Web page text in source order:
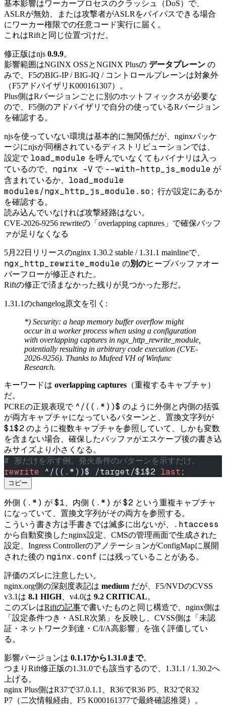
基本影響はワーカープロセスのクラッシュ（DoS）で、
ASLRが無効、または攻撃者がASLRをバイパスできる場合
にワーカー権限での任意コード実行に届く。
これはRiftと同じ位置づけだ。
修正版はnjs 0.9.9。
影響範囲はNGINX OSSとNGINX Plusの データプレーン の
みで、F5のBIG-IP / BIG-IQ / コントロールプレーンは対象外
（F5アドバイザリK000161307）。
Plus側はRバージョンごとに別のホットフィックスが必要な
ので、F5側のアドバイザリで自分の使っているRバージョン
を確認する。
njsを使っていない環境は基本的に無関係だが、nginxパッケ
ージにnjsが同梱されているディストリビューションでは、
設定で load_module を呼んでいなくてもバイナリは入っ
ているので、 nginx -V で --with-http_js_module が
含まれているか、 load_module
modules/ngx_http_js_module.so; 行が設定にあるか
を確認する。
読み込んでいなければ攻撃経路はない。
CVE-2026-9256 rewriteの「overlapping captures」で確保バッフ
ァが足りなくなる
5月22日リリースのnginx 1.30.2 stable / 1.31.1 mainlineで、
ngx_http_rewrite_module の別のヒープバッファオー
バーフローが修正された。
Riftの修正で済まなかった残りが見つかった形だ。
1.31.1のchangelog原文を引く:
*) Security: a heap memory buffer overflow might
occur in a worker process when using a configuration
with overlapping captures in ngx_http_rewrite_module,
potentially resulting in arbitrary code execution (CVE-
2026-9256). Thanks to Mufeed VH of Winfunc
Research.
キーワードは overlapping captures （重複するキャプチャ）
だ。
PCREの正規表現で ^/((.*))$ のように外側と内側の括弧
が両方キャプチャになっているパターンと、置換文字列が
$1$2 のように複数キャプチャを参照していて、しかも変数
を含まない場合、確保したバッファがエスケープ後の書き込
みサイズより小さくなる。
# 形だけを示す例。発火条件のパターンを示すだけ。
rewrite ^/((.*))$ /target/$1$2 last;
コピー
外側 (.*) が $1 、内側 (.*) が $2 という重複キャプチャ
になっていて、置換文字列がその両方を参照する。
こういう書き方は手書きでは滅多に出ないが、
.htaccess
から自動変換したnginx設定、CMSの管理画面で生成された
設定、Ingress ControllerのアノテーションがConfigMapに展開
された後の nginx.conf には残っていることがある。
評価のズレに注意したい。
nginx.org側の深刻度表記は medium だが、F5/NVDのCVSS
v3.1は 8.1 HIGH、v4.0は 9.2 CRITICAL。
このズレはRiftの記事で書いたものと同じ構造で、nginx側は
「設定条件つき・ASLR次第」を反映し、CVSS側は「未認
証・ネットワーク到達・C/I/A高影響」を強く評価してい
る。
影響バージョンは 0.1.17から1.31.0まで。
つまりRift修正版の1.31.0でも該当するので、1.31.1 / 1.30.2へ
上げる。
nginx Plus側はR37で37.0.1.1、R36でR36 P5、R32でR32
P7（二次情報経由、F5 K000161377で最終確認推奨）。